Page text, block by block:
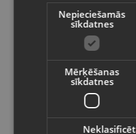
Samsung Galaxy A33
valodā
Valsts
Latviešu / Latvian
Nepieciešamās
sīkdatnes
Mērķēšanas
sīkdatnes